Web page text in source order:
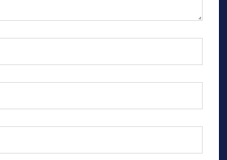
:*
web: